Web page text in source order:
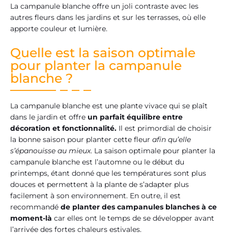
La campanule blanche offre un joli contraste avec les
autres fleurs dans les jardins et sur les terrasses, où elle
apporte couleur et lumière.
Quelle est la saison optimale
pour planter la campanule
blanche ?
La campanule blanche est une plante vivace qui se plaît
dans le jardin et offre un parfait équilibre entre
décoration et fonctionnalité. Il est primordial de choisir
la bonne saison pour planter cette fleur afin qu’elle
s’épanouisse au mieux. La saison optimale pour planter la
campanule blanche est l’automne ou le début du
printemps, étant donné que les températures sont plus
douces et permettent à la plante de s’adapter plus
facilement à son environnement. En outre, il est
recommandé de planter des campanules blanches à ce
moment-là car elles ont le temps de se développer avant
l’arrivée des fortes chaleurs estivales.